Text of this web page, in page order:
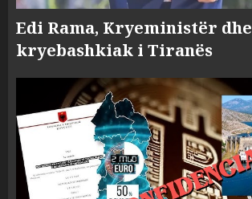
Edi Rama, Kryeministër dhe
kryebashkiak i Tiranës